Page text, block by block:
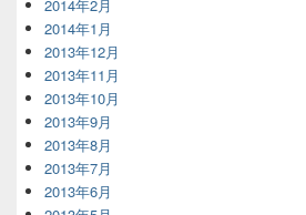
2014年2月
2014年1月
2013年12月
2013年11月
2013年10月
2013年9月
2013年8月
2013年7月
2013年6月